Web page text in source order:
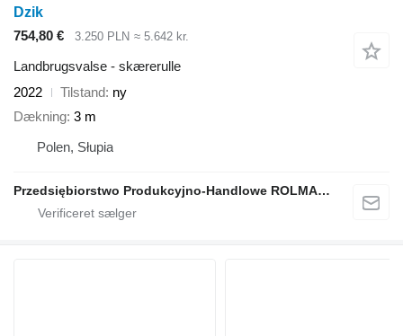
Dzik
754,80 €
3.250 PLN ≈ 5.642 kr.
Landbrugsvalse - skærerulle
2022
Tilstand ny
Dækning 3 m
Polen, Słupia
Przedsiębiorstwo Produkcyjno-Handlowe ROLMAPOL Marcin Dziekan